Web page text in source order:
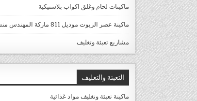
ماكينات لحام وغلق اكواب بلاستيكية
ماكينة عصر الزيوت موديل 811 ماركة المهندس منسي
مشاريع تعبئة وتغليف
التعبئة والتغليف
ماكينة تعبئة وتغليف مواد غذائية